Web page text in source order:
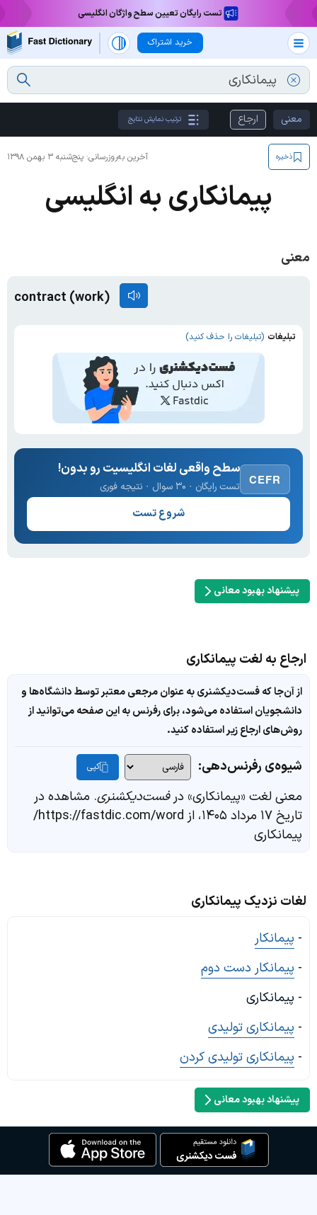
تست رایگان تعیین سطح واژگان انگلیسی
خرید اشتراک
معنی ارجاع ترتیب نمایش نتایج
آخرین به‌روزرسانی: پنج‌شنبه ۳ بهمن ۱۳۹۸ ذخیره
پیمانکاری به انگلیسی
معنی
contract (work)
تبلیغات (تبلیغات را حذف کنید)
CEFR
سطح واقعی لغات انگلیسیت رو بدون!
تست رایگان · ۳۰ سوال · نتیجه فوری
شروع تست
پیشنهاد بهبود معانی
ارجاع به لغت پیمانکاری
از آن‌جا که فست‌دیکشنری به عنوان مرجعی معتبر توسط دانشگاه‌ها و
دانشجویان استفاده می‌شود، برای رفرنس به این صفحه می‌توانید از
روش‌های ارجاع زیر استفاده کنید.
شیوه‌ی رفرنس‌دهی: کپی
معنی لغت «پیمانکاری» درفست‌دیکشنری. مشاهده در
تاریخ ۱۷ مرداد ۱۴۰۵، از https://fastdic.com/word/
پیمانکاری
لغات نزدیک پیمانکاری
- پیمانکار
- پیمانکار دست دوم
- پیمانکاری
- پیمانکاری تولیدی
- پیمانکاری تولیدی کردن
پیشنهاد بهبود معانی